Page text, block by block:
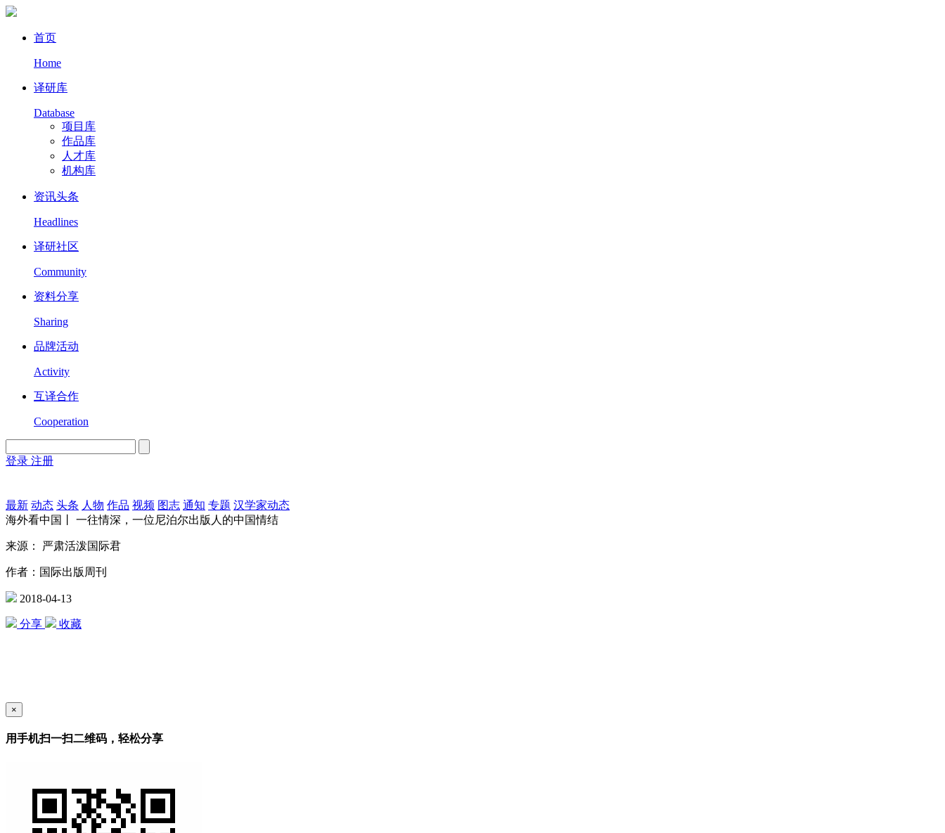
首页
Home
译研库
Database
项目库
作品库
人才库
机构库
资讯头条
Headlines
译研社区
Community
资料分享
Sharing
品牌活动
Activity
互译合作
Cooperation
登录 注册
最新 动态 头条 人物 作品 视频 图志 通知 专题 汉学家动态
海外看中国丨 一往情深，一位尼泊尔出版人的中国情结
来源： 严肃活泼国际君
作者：国际出版周刊
2018-04-13
分享 收藏
×
用手机扫一扫二维码，轻松分享